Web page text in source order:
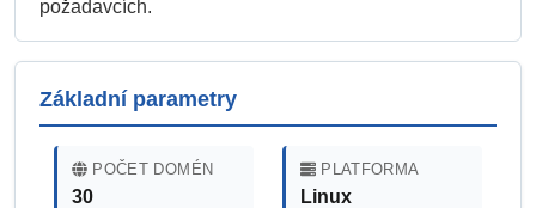
požadavcích.
Základní parametry
POČET DOMÉN
30
PLATFORMA
Linux